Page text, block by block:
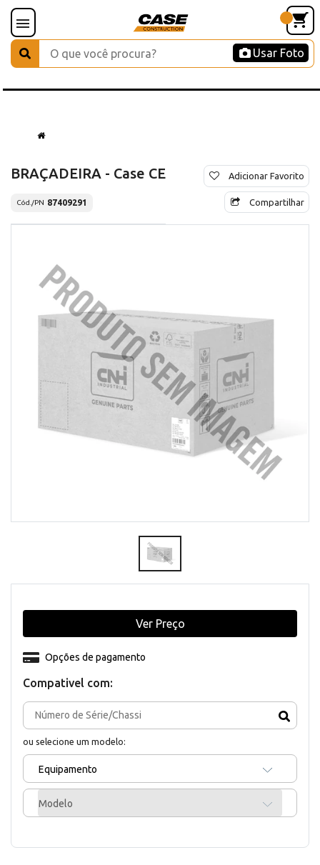
Usar Foto
BRAÇADEIRA - Case CE
Cód./PN 87409291
Adicionar Favorito
Compartilhar
Compativel com:
ou selecione um modelo:
Equipamento
Modelo
Opções de pagamento
Ver Preço